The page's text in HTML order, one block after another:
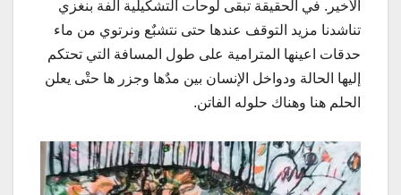
الأخير. في الحقيقة تبقى لوحات التشكيلية الفة بنغزي
تناشدنا مزيد التوقف عندها حتى نتشبٌع ونرتوي من ماء
حدقات اعينها المترامية على طول المسافة التي تحتكم
إليها الحالة ودواخل الإنسان بين مدٌها وجزر ها حتْى يعلن
الحلم هنا وهناك حلوله الفاتن.